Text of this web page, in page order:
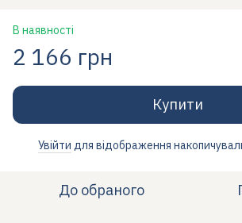
В наявності
2 166 грн
Купити
Увійти для відображення
До обраного